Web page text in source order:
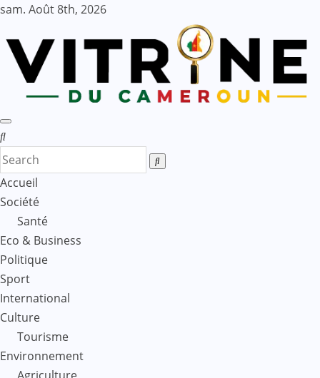
Skip
content
sam. Août 8th, 2026
Accueil
Société
Santé
Eco & Business
Politique
Sport
International
Culture
Tourisme
Environnement